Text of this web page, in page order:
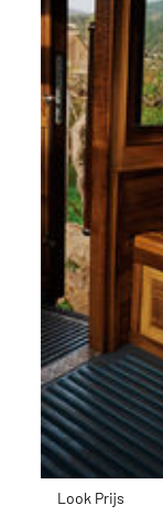
Look Prijs